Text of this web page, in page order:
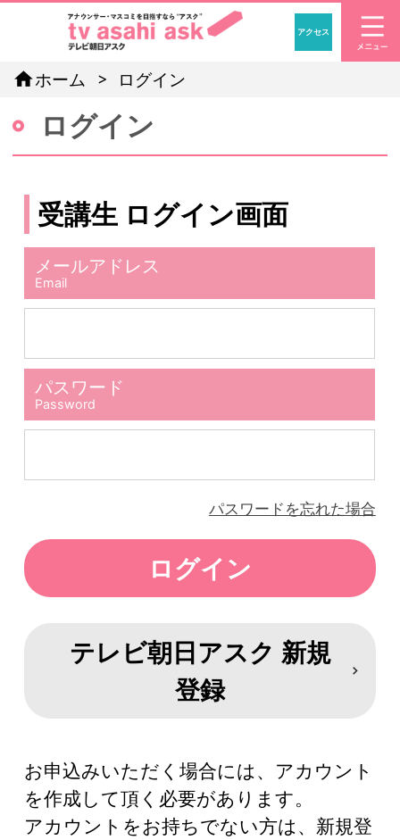
「アナウ
アクセス
homeホーム ログイン
ログイン
受講生 ログイン画面
メールアドレス
Email
パスワード
Password
パスワードを忘れた場合
テレビ朝日アスク 新規
登録
お申込みいただく場合には、アカウント
を作成して頂く必要があります。
アカウントをお持ちでない方は、新規登